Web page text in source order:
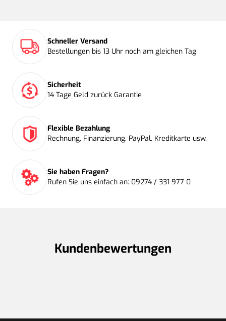
Schneller Versand
Bestellungen bis 13 Uhr noch am gleichen Tag
Sicherheit
14 Tage Geld zurück Garantie
Flexible Bezahlung
Rechnung, Finanzierung, PayPal, Kreditkarte usw.
Sie haben Fragen?
Rufen Sie uns einfach an: 09274 / 331 977 0
Kundenbewertungen